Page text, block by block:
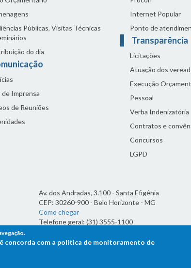
Públicas, Visitas Técnicas
do dia
de Imprensa
de Reuniões
Internet Popular
Ponto de
Transparência
Licitações
Atuação dos
Execução
Pessoal
Verba Indenizatória
Contratos e
Concursos
LGPD
Av. dos Andradas, 3.100 - Santa Efigênia
CEP: 30260-900 - Belo Horizonte - MG
Como chegar
Telefone geral: (31) 3555-1100
7h às 19h
concorda com a política de monitoramento de